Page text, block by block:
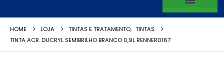
HOME LOJA TINTAS E TRATAMENTO, TINTAS
TINTA ACR. DUCRYL SEMIBRILHO BRANCO 0,9L RENNER0167